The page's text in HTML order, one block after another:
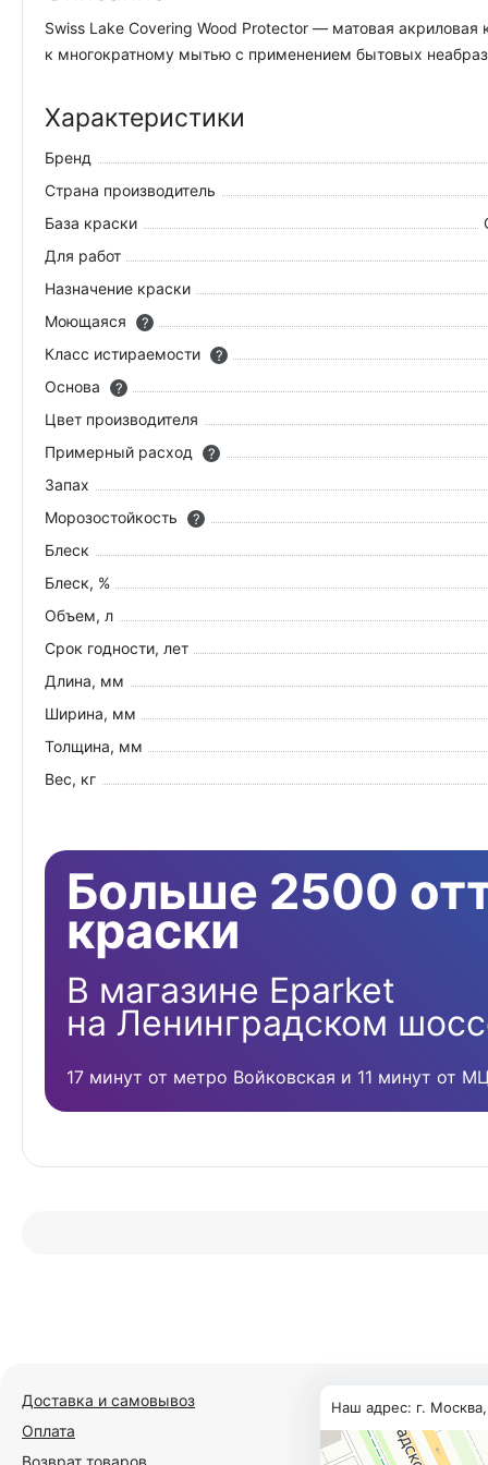
Swiss Lake Covering Wood Protector — матовая
к многократному мытью с применением бытовых
Характеристики
Бренд
Страна производитель
База краски
Для работ
Назначение краски
Моющаяся
?
Класс истираемости
?
Основа
?
Цвет производителя
Примерный расход
?
Запах
Морозостойкость
?
Блеск
Блеск, %
Объем, л
Срок годности, лет
Длина, мм
Ширина, мм
Толщина, мм
Вес, кг
Больше 2500
краски
В магазине Eparket
на Ленинградском
17 минут от метро Войковская и 11 минут от
Доставка и самовывоз
Оплата
Возврат товаров
Наш адрес: г.